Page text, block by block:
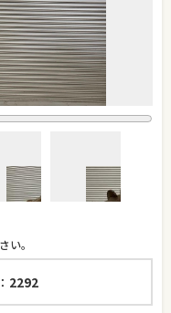
い。
2292